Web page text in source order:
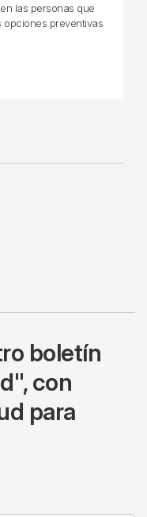
las personas que
opciones preventivas
boletín
con
para